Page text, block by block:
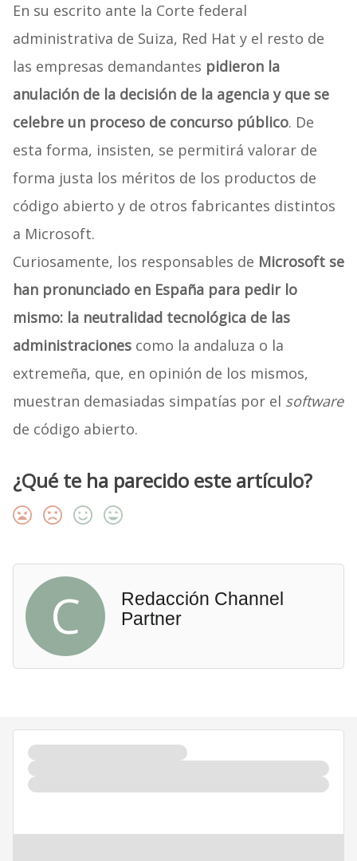
En su escrito ante la Corte federal
administrativa de Suiza, Red Hat y el resto de
las empresas demandantes pidieron la
anulación de la decisión de la agencia y que se
celebre un proceso de concurso público. De
esta forma, insisten, se permitirá valorar de
forma justa los méritos de los productos de
código abierto y de otros fabricantes distintos
a Microsoft.
Curiosamente, los responsables de Microsoft se
han pronunciado en España para pedir lo
mismo: la neutralidad tecnológica de las
administracionescomo la andaluza o la
extremeña, que, en opinión de los mismos,
muestran demasiadas simpatías por el software
de código abierto.
¿Qué te ha parecido este artículo?
C
Redacción Channel
Partner